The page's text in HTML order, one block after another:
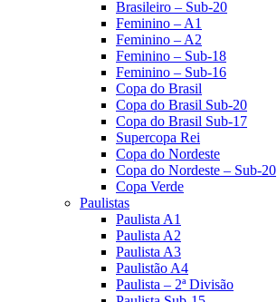
Brasileiro – Sub-20
Feminino – A1
Feminino – A2
Feminino – Sub-18
Feminino – Sub-16
Copa do Brasil
Copa do Brasil Sub-20
Copa do Brasil Sub-17
Supercopa Rei
Copa do Nordeste
Copa do Nordeste – Sub-20
Copa Verde
Paulistas
Paulista A1
Paulista A2
Paulista A3
Paulistão A4
Paulista – 2ª Divisão